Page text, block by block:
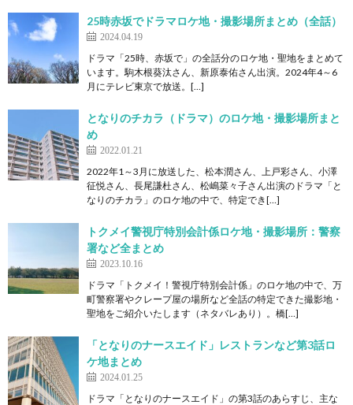
25時赤坂でドラマロケ地・撮影場所まとめ（全話）
2024.04.19
ドラマ「25時、赤坂で」の全話分のロケ地・聖地をまとめて
います。駒木根葵汰さん、新原泰佑さん出演。2024年4～6
月にテレビ東京で放送。[…]
となりのチカラ（ドラマ）のロケ地・撮影場所まと
め
2022.01.21
2022年1～3月に放送した、松本潤さん、上戸彩さん、小澤
征悦さん、長尾謙杜さん、松嶋菜々子さん出演のドラマ「と
なりのチカラ」のロケ地の中で、特定でき[…]
トクメイ警視庁特別会計係ロケ地・撮影場所：警察
署など全まとめ
2023.10.16
ドラマ「トクメイ！警視庁特別会計係」のロケ地の中で、万
町警察署やクレープ屋の場所など全話の特定できた撮影地・
聖地をご紹介いたします（ネタバレあり）。橋[…]
「となりのナースエイド」レストランなど第3話ロ
ケ地まとめ
2024.01.25
ドラマ「となりのナースエイド」の第3話のあらすじ、主な